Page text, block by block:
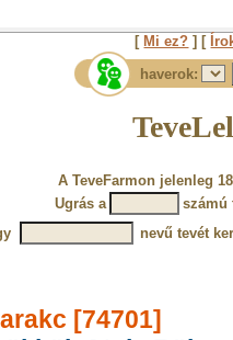
[ Mi ez? ] [
haverok:
A TeveFarmon jelenleg
Ugrás a
számú
nevű tevét
[74701]